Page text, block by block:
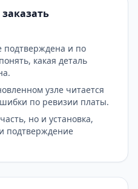
подтверждена и по
какая деталь
узле читается
по ревизии платы.
но и установка,
подтверждение